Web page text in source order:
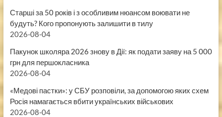
Старші за 50 років і з особливим нюансом воювати не
будуть? Кого пропонують залишити в тилу
2026-08-04
Пакунок школяра 2026 знову в Дії: як подати заяву на 5 000
грн для першокласника
2026-08-04
«Медові пастки»: у СБУ розповіли, за допомогою яких схем
Росія намагається вбити українських військових
2026-08-04